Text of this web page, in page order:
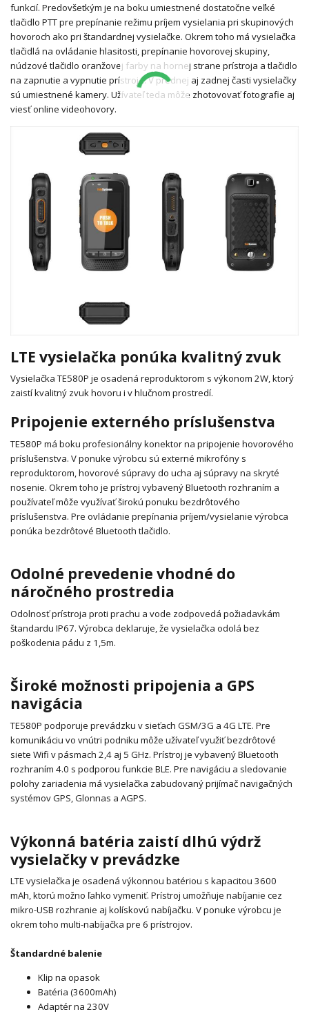
funkcií. Predovšetkým je na boku umiestnené dostatočne veľké
tlačidlo PTT pre prepínanie režimu príjem vysielania pri skupinových
hovoroch ako pri štandardnej vysielačke. Okrem toho má vysielačka
tlačidlá na ovládanie hlasitosti, prepínanie hovorovej skupiny,
núdzové tlačidlo oranžovej farby na hornej strane prístroja a tlačidlo
na zapnutie a vypnutie prístroja.V prednej aj zadnej časti vysielačky
sú umiestnené kamery. Užívateľ teda môže zhotovovať fotografie aj
viesť online videohovory.
LTE vysielačka ponúka kvalitný zvuk
Vysielačka TE580P je osadená reproduktorom s výkonom 2W, ktorý
zaistí kvalitný zvuk hovoru i v hlučnom prostredí.
Pripojenie externého príslušenstva
TE580P má boku profesionálny konektor na pripojenie hovorového
príslušenstva. V ponuke výrobcu sú externé mikrofóny s
reproduktorom, hovorové súpravy do ucha aj súpravy na skryté
nosenie. Okrem toho je prístroj vybavený Bluetooth rozhraním a
používateľ môže využívať širokú ponuku bezdrôtového
príslušenstva. Pre ovládanie prepínania príjem/vysielanie výrobca
ponúka bezdrôtové Bluetooth tlačidlo.
Odolné prevedenie vhodné do
náročného prostredia
Odolnosť prístroja proti prachu a vode zodpovedá požiadavkám
štandardu IP67. Výrobca deklaruje, že vysielačka odolá bez
poškodenia pádu z 1,5m.
Široké možnosti pripojenia a GPS
navigácia
TE580P podporuje prevádzku v sieťach GSM/3G a 4G LTE. Pre
komunikáciu vo vnútri podniku môže užívateľ využiť bezdrôtové
siete Wifi v pásmach 2,4 aj 5 GHz. Prístroj je vybavený Bluetooth
rozhraním 4.0 s podporou funkcie BLE. Pre navigáciu a sledovanie
polohy zariadenia má vysielačka zabudovaný prijímač navigačných
systémov GPS, Glonnas a AGPS.
Výkonná batéria zaistí dlhú výdrž
vysielačky v prevádzke
LTE vysielačka je osadená výkonnou batériou s kapacitou 3600
mAh, ktorú možno ľahko vymeniť. Prístroj umožňuje nabíjanie cez
mikro-USB rozhranie aj kolískovú nabíjačku. V ponuke výrobcu je
okrem toho multi-nabíjačka pre 6 prístrojov.
Štandardné balenie
Klip na opasok
Batéria (3600mAh)
Adaptér na 230V